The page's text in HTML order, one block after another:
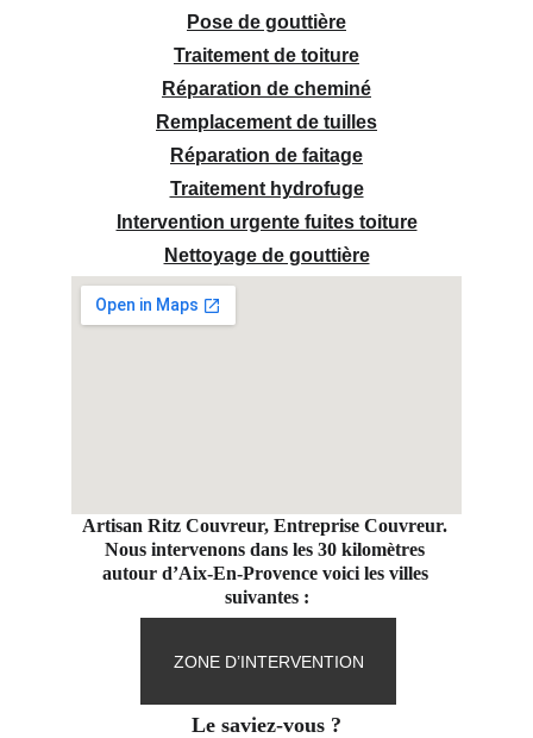
Pose de gouttière
Traitement de toiture
Réparation de cheminé
Remplacement de tuilles
Réparation de faitage
Traitement hydrofuge
Intervention urgente fuites toiture
Nettoyage de gouttière
Artisan Ritz Couvreur, Entreprise Couvreur.
Nous intervenons dans les 30 kilomètres
autour d’Aix-En-Provence voici les villes
suivantes :
ZONE D’INTERVENTION
Le saviez-vous ?